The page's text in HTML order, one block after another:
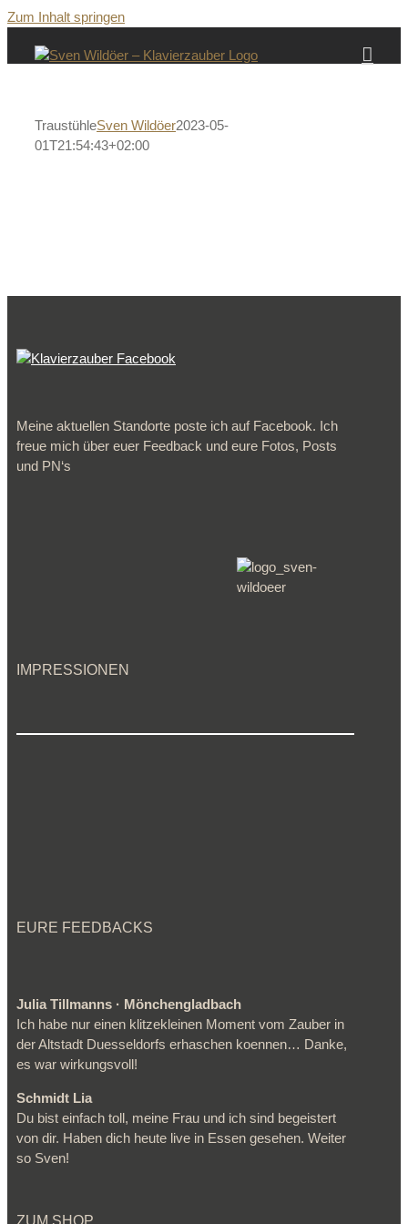
Zum Inhalt springen
TraustühleSven Wildöer2023-05-
01T21:54:43+02:00
Meine aktuellen Standorte poste ich auf Facebook. Ich
freue mich über euer Feedback und eure Fotos, Posts
und PN‘s
IMPRESSIONEN
EURE FEEDBACKS
Julia Tillmanns · Mönchengladbach
Ich habe nur einen klitzekleinen Moment vom Zauber in
der Altstadt Duesseldorfs erhaschen koennen… Danke,
es war wirkungsvoll!
Schmidt Lia
Du bist einfach toll, meine Frau und ich sind begeistert
von dir. Haben dich heute live in Essen gesehen. Weiter
so Sven!
ZUM SHOP